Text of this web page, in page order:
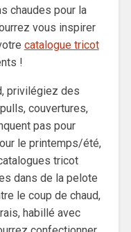
chaudes pour la
vous inspirer
catalogue tricot
!
privilégiez des
couvertures,
pas pour
le printemps/été,
tricot
dans de la pelote
le coup de chaud,
habillé avec